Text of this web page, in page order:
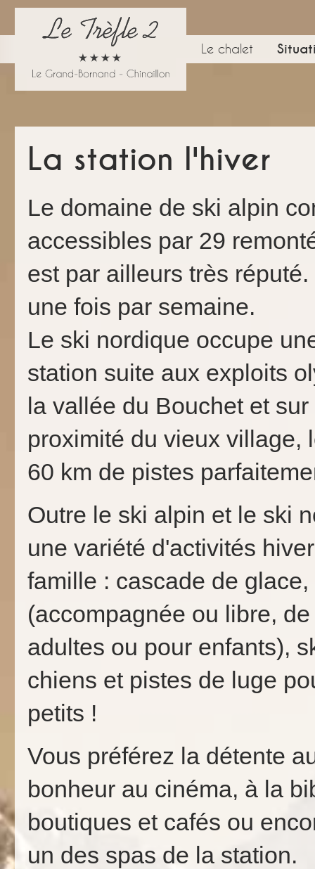
Le chalet
La station l'hiver
Le domaine de ski alpin
accessibles par 29
est par ailleurs très
une fois par semaine.
Le ski nordique occupe
station suite aux exploits
la vallée du Bouchet et
proximité du vieux village,
60 km de pistes
Outre le ski alpin et le ski
une variété d'activités
famille : cascade de
(accompagnée ou libre,
adultes ou pour enfants),
chiens et pistes de luge
petits !
Vous préférez la détente
bonheur au cinéma, à la
boutiques et cafés ou
un des spas de la station.